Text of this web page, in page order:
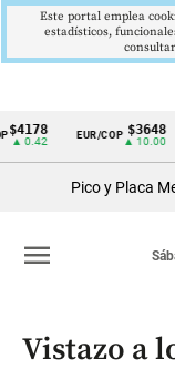
Cintillo
Colombia
EUR/COP $3648
▲ 10.00
Pico y Placa
menu
Vistazo a
Este portal emplea
estadísticos,